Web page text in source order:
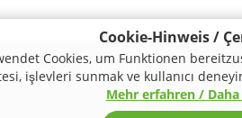
Cookie-Hinweis /
Cookies, um Funktionen
işlevleri sunmak ve kullanıcı
Mehr erfahren /
Şartlar ve Koşullar
© 2026 Turkey Regional. Tüm